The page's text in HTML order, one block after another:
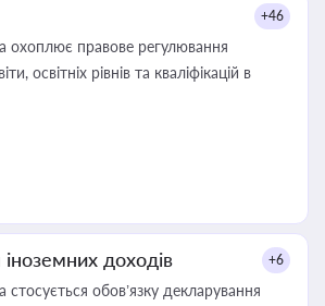
+46
охоплює правове регулювання
освітніх рівнів та кваліфікацій в
доходів +6
стосується обов’язку декларування